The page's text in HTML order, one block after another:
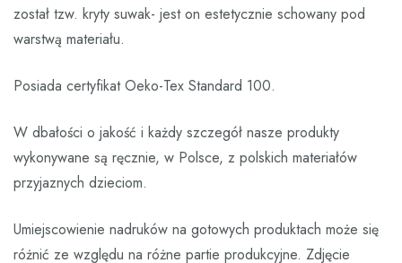
został tzw. kryty suwak- jest on estetycznie schowany pod
warstwą materiału.
Posiada certyfikat Oeko-Tex Standard 100.
W dbałości o jakość i każdy szczegół nasze produkty
wykonywane są ręcznie, w Polsce, z polskich materiałów
przyjaznych dzieciom.
Umiejscowienie nadruków na gotowych produktach może się
różnić ze względu na różne partie produkcyjne. Zdjęcie